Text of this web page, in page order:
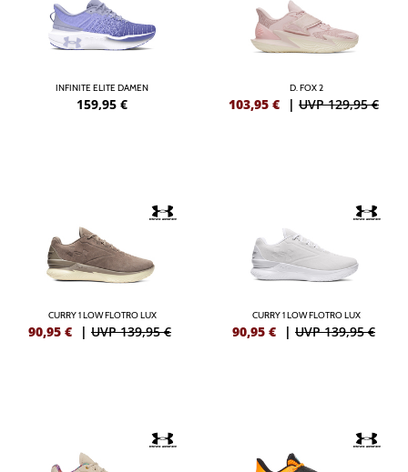
INFINITE ELITE DAMEN
159,95 €
D. FOX 2
103,95 € | UVP 129,95 €
CURRY 1 LOW FLOTRO LUX
90,95 € | UVP 139,95 €
CURRY 1 LOW FLOTRO LUX
90,95 € | UVP 139,95 €